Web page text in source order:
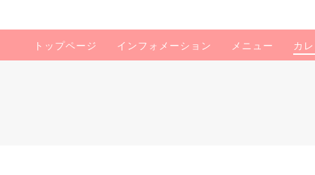
トップページ インフォメーション メニュー カ